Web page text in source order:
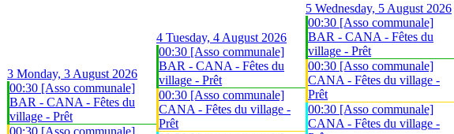
3 Monday, 3 August 2026
00:30 [Asso communale]
BAR - CANA - Fêtes du
village - Prêt
00:30 [Asso communale]
4 Tuesday, 4 August 2026
00:30 [Asso communale]
BAR - CANA - Fêtes du
village - Prêt
00:30 [Asso communale]
CANA - Fêtes du village -
Prêt
5 Wednesday, 5 August 2026
00:30 [Asso communale]
BAR - CANA - Fêtes du
village - Prêt
00:30 [Asso communale]
CANA - Fêtes du village -
Prêt
00:30 [Asso communale]
CANA - Fêtes du village -